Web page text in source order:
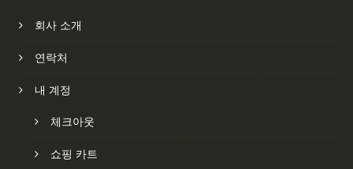
회사 소개
연락처
내 계정
체크아웃
쇼핑 카트